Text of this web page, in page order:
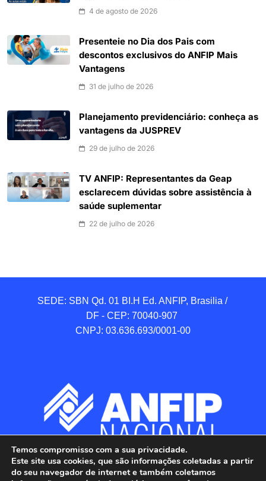
4 de agosto de 2026
Presenteie no Dia dos Pais com
descontos exclusivos do ANFIP Mais
Vantagens
31 de julho de 2026
Planejamento previdenciário: conheça as
vantagens da JUSPREV
29 de julho de 2026
TV ANFIP: Representantes da Geap
esclarecem dúvidas sobre assistência à
saúde suplementar
22 de julho de 2026
SEDE: SBN Qd. 01 BI.H Ed. ANFIP, Brasilia /
DF - CEP: 70040-907
CNPJ: 03.636.693/0001-00
Temos compromisso com a sua privacidade.
Este site usa cookies, que são informações coletadas a partir
do seu navegador de internet e também coletamos